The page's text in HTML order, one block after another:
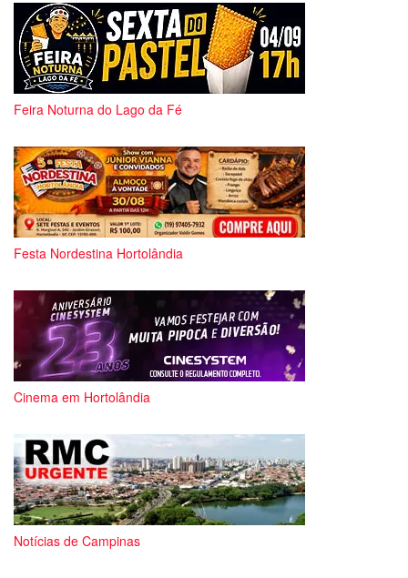
Feira Noturna do Lago da Fé
Festa Nordestina Hortolândia
Cinema em Hortolândia
Notícias de Campinas